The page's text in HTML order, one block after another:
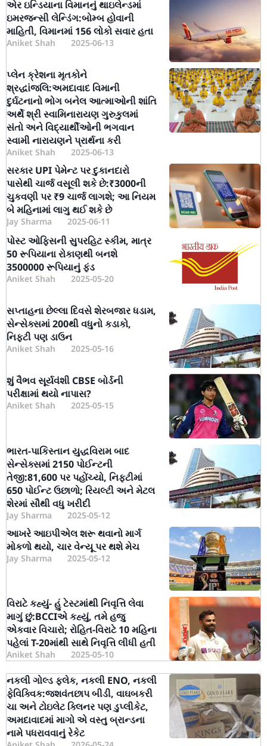
એર ઇન્ડિયાના વિમાનનું થાઇલેન્ડમાં
ઇમરજન્સી લેન્ડિંગ:બોમ્બ હોવાની
માહિતી, વિમાનમાં 156 લોકો સવાર હતા
Aniket Shah 2025-06-13
પ્લેન ક્રેશના મૃતકોને
શ્રદ્ધાંજલિ:અમદાવાદ વિમાની
દુર્ઘટનાનો ભોગ બનેલ આત્માઓની શાંતિ
અર્થે શ્રી સ્વામિનારાયણ ગુરુકુલમાં
સંતો અને વિદ્યાર્થીઓની ભગવાન
સ્વામી નારાયણને પ્રાર્થના કરી
Aniket Shah 2025-06-13
સરકાર UPI પેમેન્ટ પર દુકાનદારો
પાસેથી ચાર્જ વસૂલી શકે છે:₹3000ની
ચુકવણી પર ₹9 ચાર્જ લાગશે; આ નિયમ
બે મહિનામાં લાગુ થઈ શકે છે
Jay Sharma 2025-06-11
પોસ્ટ ઓફિસની સુપરહિટ સ્કીમ, માત્ર
50 રૂપિયાના રોકાણથી બનશે
3500000 રૂપિયાનું ફંડ
Aniket Shah 2025-05-20
સપ્તાહના છેલ્લા દિવસે શેરબજાર ધડામ,
સેન્સેક્સમાં 200થી વધુનો કડાકો,
નિફ્ટી પણ ડાઉન
Aniket Shah 2025-05-16
શું વૈભવ સૂર્યવંશી CBSE બોર્ડની
પરીક્ષામાં થયો નાપાસ?
Aniket Shah 2025-05-15
ભારત-પાકિસ્તાન યુદ્ધવિરામ બાદ
સેન્સેક્સમાં 2150 પોઈન્ટની
તેજી:81,600 પર પહોંચ્યો, નિફ્ટીમાં
650 પોઈન્ટ ઉછાળો; રિયલ્ટી અને મેટલ
શેરમાં સૌથી વધુ ખરીદી
Jay Sharma 2025-05-12
આખરે આઇપીએલ શરૂ થવાનો માર્ગ
મોકળો થયો, ચાર વેન્યૂ પર થશે મેચ
Jay Sharma 2025-05-12
વિરાટે કહ્યું- હું ટેસ્ટમાંથી નિવૃત્તિ લેવા
માગું છું:BCCIએ કહ્યું, તમે હજુ
એકવાર વિચારો; રોહિત-વિરાટે 10 મહિના
પહેલાં T-20માંથી સાથે નિવૃત્તિ લીધી હતી
Aniket Shah 2025-05-10
નકલી ગોલ્ડ ફ્લેક, નકલી ENO, નકલી
ફેવિક્વિક:જશવંતછાપ બીડી, વાઘબકરી
ચા અને ટોઇલેટ ક્લિનર પણ ડુપ્લીકેટ,
અમદાવાદમાં માગો એ વસ્તુ બ્રાન્ડના
નામે પધરાવવાનું રેકેટ